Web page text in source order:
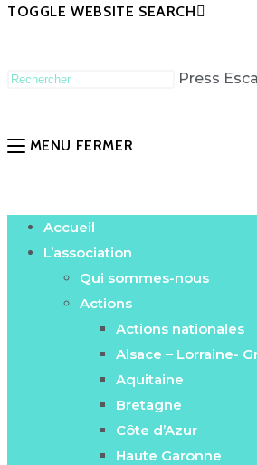
TOGGLE WEBSITE SEARCH
Press
MENU FERMER
Accueil
L’association
Qui sommes-nous
Actions
Actions nationales
Alsace – Lorraine-
Aquitaine
Bretagne
Côte d’Azur
Haute Garonne